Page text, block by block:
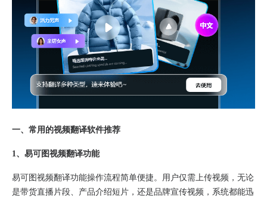
一、常用的视频翻译软件推荐
1、易可图视频翻译功能
易可图视频翻译功能操作流程简单便捷。用户仅需上传视频，无论
是带货直播片段、产品介绍短片，还是品牌宣传视频，系统都能迅